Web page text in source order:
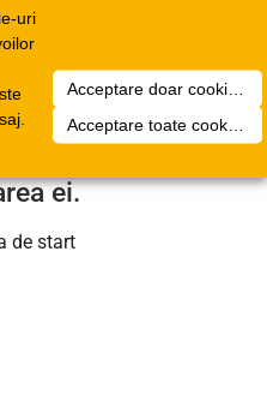
uri
Acceptare doar cookierurile necesare
Acceptare toate cookieurilor
o problema
se va ocupa de
ei.
de start